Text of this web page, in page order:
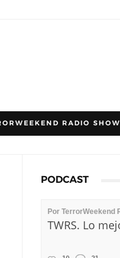
RADIO SHOW
PODCAST